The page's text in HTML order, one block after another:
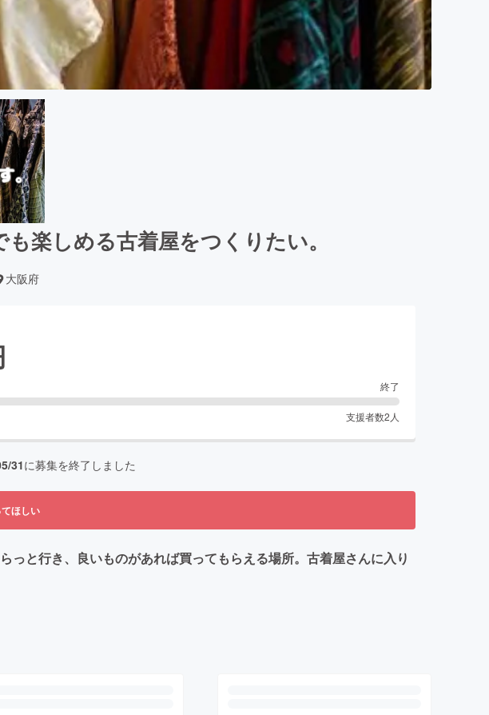
楽しめる古着屋をつくりたい。
大阪府
終了
支援者数2 人
31に募集を終了しました
ほしい
と行き、良いものがあれば買ってもらえる場所。古着屋さんに入り